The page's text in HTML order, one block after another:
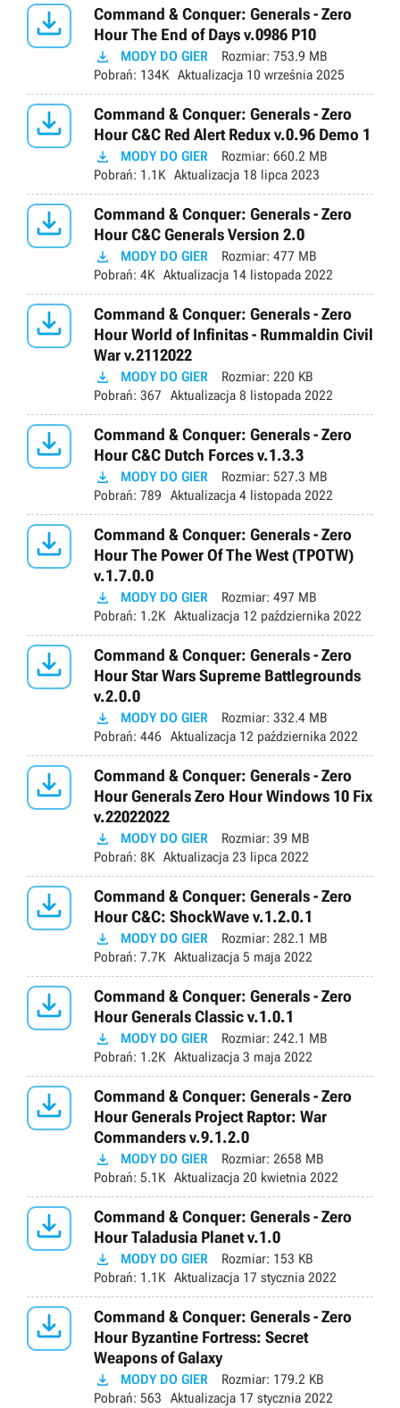

Command & Conquer: Generals - Zero
Hour The End of Days v.0986 P10
 MODY DO GIER Rozmiar: 753.9 MB
Pobrań: 134K Aktualizacja 10 września 2025

Command & Conquer: Generals - Zero
Hour C&C Red Alert Redux v.0.96 Demo 1
 MODY DO GIER Rozmiar: 660.2 MB
Pobrań: 1.1K Aktualizacja 18 lipca 2023

Command & Conquer: Generals - Zero
Hour C&C Generals Version 2.0
 MODY DO GIER Rozmiar: 477 MB
Pobrań: 4K Aktualizacja 14 listopada 2022

Command & Conquer: Generals - Zero
Hour World of Infinitas - Rummaldin Civil
War v.2112022
 MODY DO GIER Rozmiar: 220 KB
Pobrań: 367 Aktualizacja 8 listopada 2022

Command & Conquer: Generals - Zero
Hour C&C Dutch Forces v.1.3.3
 MODY DO GIER Rozmiar: 527.3 MB
Pobrań: 789 Aktualizacja 4 listopada 2022

Command & Conquer: Generals - Zero
Hour The Power Of The West (TPOTW)
v.1.7.0.0
 MODY DO GIER Rozmiar: 497 MB
Pobrań: 1.2K Aktualizacja 12 października 2022

Command & Conquer: Generals - Zero
Hour Star Wars Supreme Battlegrounds
v.2.0.0
 MODY DO GIER Rozmiar: 332.4 MB
Pobrań: 446 Aktualizacja 12 października 2022

Command & Conquer: Generals - Zero
Hour Generals Zero Hour Windows 10 Fix
v.22022022
 MODY DO GIER Rozmiar: 39 MB
Pobrań: 8K Aktualizacja 23 lipca 2022

Command & Conquer: Generals - Zero
Hour C&C: ShockWave v.1.2.0.1
 MODY DO GIER Rozmiar: 282.1 MB
Pobrań: 7.7K Aktualizacja 5 maja 2022

Command & Conquer: Generals - Zero
Hour Generals Classic v.1.0.1
 MODY DO GIER Rozmiar: 242.1 MB
Pobrań: 1.2K Aktualizacja 3 maja 2022

Command & Conquer: Generals - Zero
Hour Generals Project Raptor: War
Commanders v.9.1.2.0
 MODY DO GIER Rozmiar: 2658 MB
Pobrań: 5.1K Aktualizacja 20 kwietnia 2022

Command & Conquer: Generals - Zero
Hour Taladusia Planet v.1.0
 MODY DO GIER Rozmiar: 153 KB
Pobrań: 1.1K Aktualizacja 17 stycznia 2022

Command & Conquer: Generals - Zero
Hour Byzantine Fortress: Secret
Weapons of Galaxy
 MODY DO GIER Rozmiar: 179.2 KB
Pobrań: 563 Aktualizacja 17 stycznia 2022